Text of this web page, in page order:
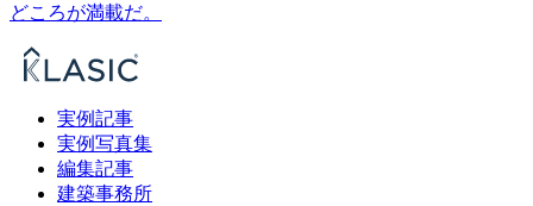
どころが満載だ。
実例記事
実例写真集
編集記事
建築事務所